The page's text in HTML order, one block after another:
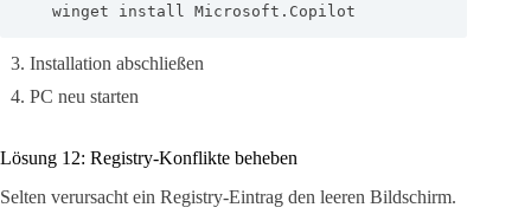
   winget install Microsoft.Copilot
Installation abschließen
PC neu starten
Lösung 12: Registry-Konflikte beheben
Selten verursacht ein Registry-Eintrag den leeren Bildschirm.